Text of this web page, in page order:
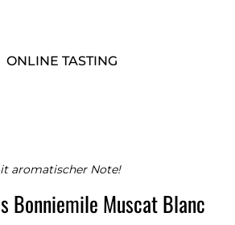
ONLINE TASTING
aromatischer Note!
Bonniemile Muscat Blanc